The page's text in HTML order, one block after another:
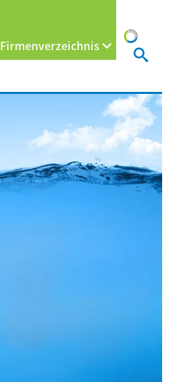
Firmenverzeichnis